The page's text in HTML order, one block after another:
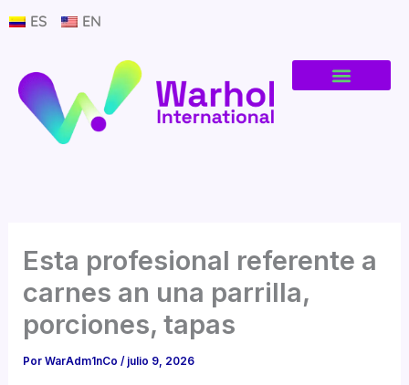
ES EN
Esta profesional referente a
carnes an una parrilla,
porciones, tapas
PorWarAdm1nCo/ julio 9, 2026